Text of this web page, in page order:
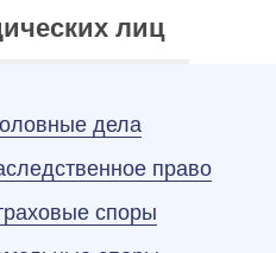
лиц
дела
право
споры